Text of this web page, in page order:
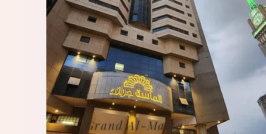
Grand Al-Massa